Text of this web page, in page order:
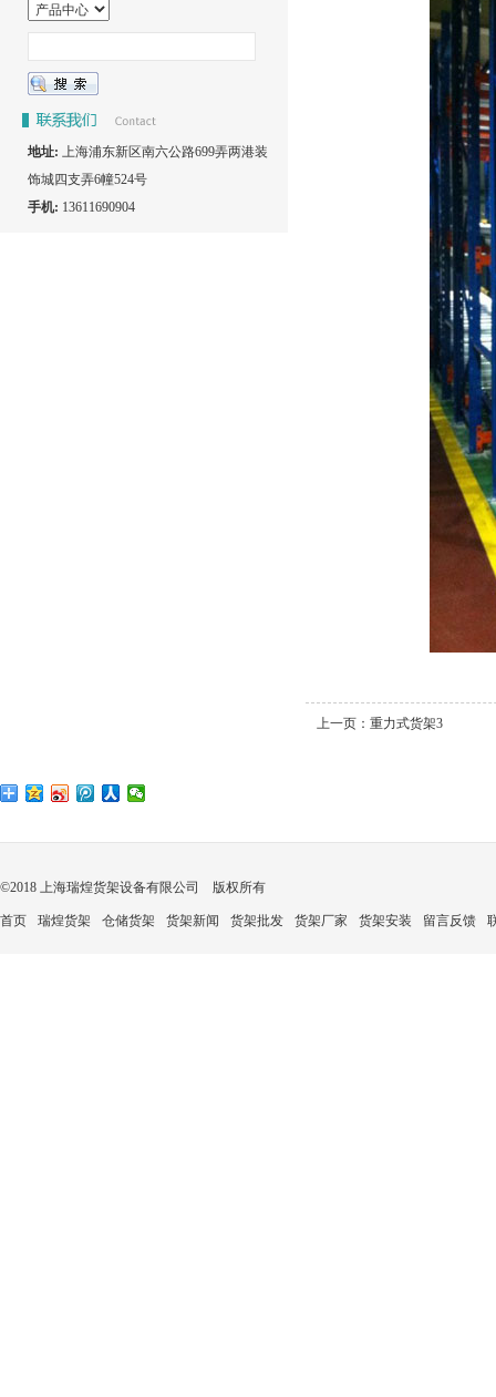
地址: 上海浦东新区南六公路699弄两港装
饰城四支弄6幢524号
手机: 13611690904
上一页： 重力式货架3
©2018 上海瑞煌货架设备有限公司 版权所有
首页 瑞煌货架 仓储货架 货架新闻 货架批发 货架厂家 货架安装 留言反馈